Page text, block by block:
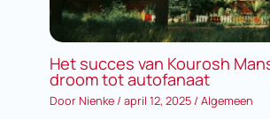
Het succes van Kourosh
droom tot autofanaat
DoorNienke/april 12, 2025/Algemeen